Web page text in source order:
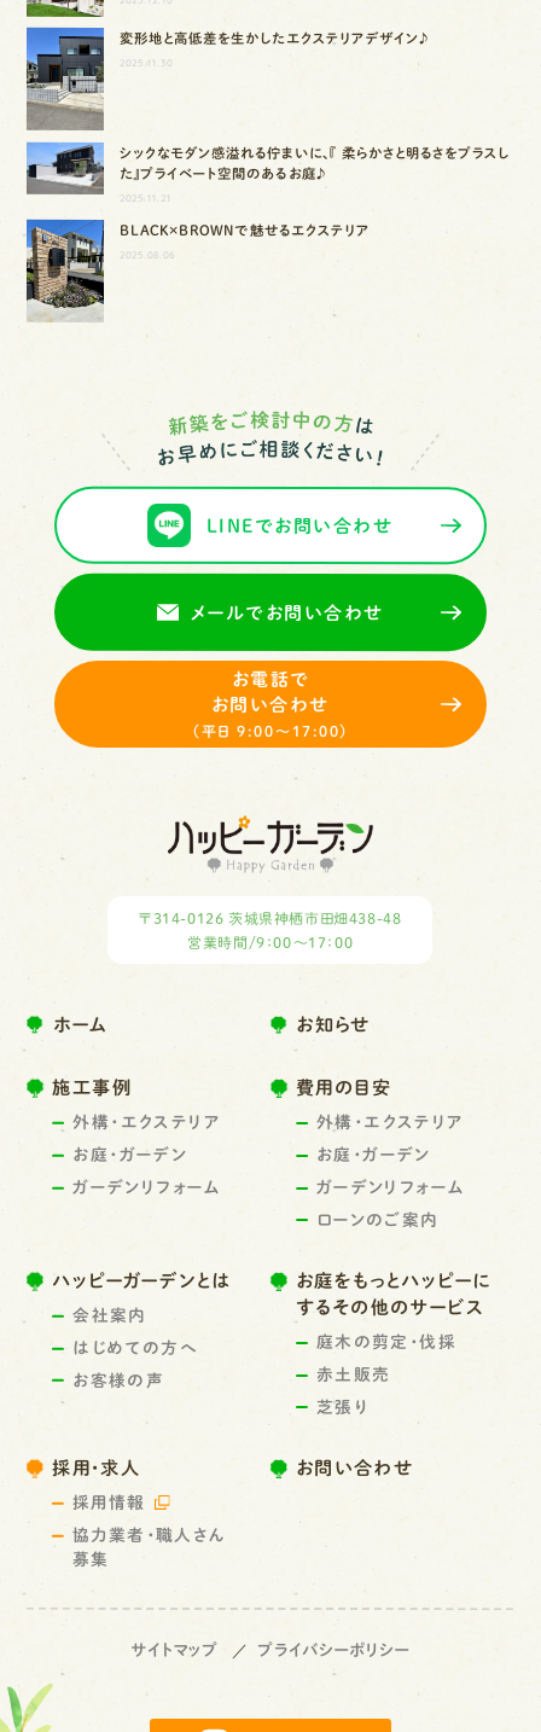
変形地と高低差を生かしたエクステリアデザイン♪
2025.11.30
シックなモダン感溢れる佇まいに、『 柔らかさと明るさをプラスし
た』プライベート空間のあるお庭♪
2025.11.21
BLACK×BROWNで魅せるエクステリア
2025.08.06
LINEでお問い合わせ
メールでお問い合わせ
お電話で
お問い合わせ
（平日 9:00～17:00）
〒314-0126 茨城県神栖市田畑438-48
営業時間/9：00～17：00
ホーム お知らせ
お問い合わせ
施工事例
外構・エクステリア
お庭・ガーデン
ガーデンリフォーム
費用の目安
外構・エクステリア
お庭・ガーデン
ガーデンリフォーム
ローンのご案内
ハッピーガーデンとは
会社案内
はじめての方へ
お客様の声
お庭をもっとハッピーに
するその他のサービス
庭木の剪定・伐採
赤土販売
芝張り
採用・求人
採用情報
協力業者・職人さん
募集
サイトマップ プライバシーポリシー